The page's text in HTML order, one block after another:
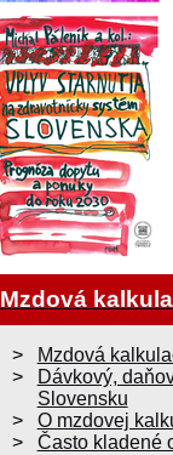
Mzdová
Mzdová
Dávkový,
Slovensku
O mzdovej
Často kladené